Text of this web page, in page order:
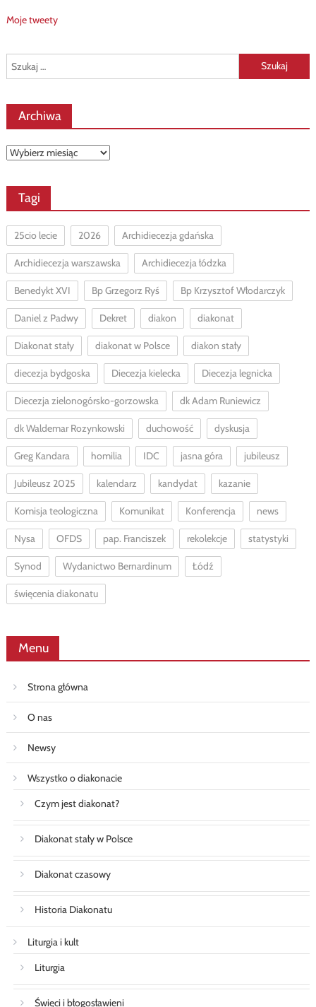
Moje tweety
Szukaj:
Archiwa
Archiwa
Tagi
25cio lecie 2026 Archidiecezja gdańska
Archidiecezja warszawska Archidiecezja łódzka
Benedykt XVI Bp Grzegorz Ryś Bp Krzysztof Włodarczyk
Daniel z Padwy Dekret diakon diakonat
Diakonat stały diakonat w Polsce diakon stały
diecezja bydgoska Diecezja kielecka Diecezja legnicka
Diecezja zielonogórsko-gorzowska dk Adam Runiewicz
dk Waldemar Rozynkowski duchowość dyskusja
Greg Kandara homilia IDC jasna góra jubileusz
Jubileusz 2025 kalendarz kandydat kazanie
Komisja teologiczna Komunikat Konferencja news
Nysa OFDS pap. Franciszek rekolekcje statystyki
Synod Wydanictwo Bernardinum Łódź
święcenia diakonatu
Menu
Strona główna
O nas
Newsy
Wszystko o diakonacie
Czym jest diakonat?
Diakonat stały w Polsce
Diakonat czasowy
Historia Diakonatu
Liturgia i kult
Liturgia
Święci i błogosławieni